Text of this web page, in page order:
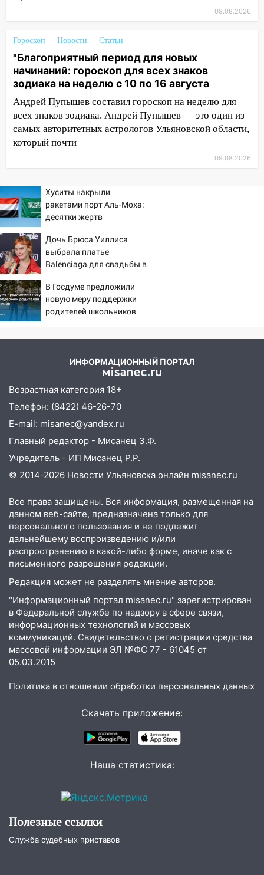
СНТ сидят без света
недели в Ульяновской области
09:18 Из-за ливня заблокировано
движение трамваев в Ульяновске
09:15 Ураган, изнасилование ребенка,
автоподставы и атака беспилотников:
важные итоги прошедшей недели в
Ульяновской области
инфраструктуру после шторма
08:19
Внимание! В Цильнинском районе
пропал 67-летний мужчина
08:11
На Ульяновск снова надвигается
непогода
07:30
означают классы бензина и можно ли
заливать «старое» топливо в
современные автомобили
День, когда всё может
три знака получат шанс, который нельзя
упустить
08.08.2026
20:10 Во время урагана в Ульяновске на
Волге перевернулась лодка
19:55 В Ульяновске упавшее дерево
17:15 В Ульяновской области
ремонтируют девять мостов: один уже
готов, ещё два — почти завершены
17:00 «Ульяновскалипсис»: последствия
16:38 Прогноз погоды в Ульяновской
области на 9 августа
16:34 Из-за мощной непогоды в
Ульяновске отменили фестиваль «Наше
время»
Ульяновской области намолотил более
Ульяновской области подали более 10
затопленные улицы
14:28 Ураган вырвал остановку на улице
Деева в Заволжье
09.08.2026
Гороскоп Новости Статьи
"Благоприятный период для новых
начинаний: гороскоп для всех знаков
зодиака на неделю с 10 по 16 августа
Андрей Пупышев составил гороскоп на неделю для
всех знаков зодиака. Андрей Пупышев — это один из
самых авторитетных астрологов Ульяновской области,
который почти
09.08.2026
Хуситы накрыли
ракетами порт Аль-Моха:
десятки жертв
Дочь Брюса Уиллиса
выбрала платье
Balenciaga для свадьбы в
В Госдуме предложили
новую меру поддержки
родителей школьников
ИНФОРМАЦИОННЫЙ ПОРТАЛ
Возрастная категория 18+
Телефон: (8422) 46-26-70
E-mail: misanec@yandex.ru
Главный редактор - Мисанец З.Ф.
Учредитель - ИП Мисанец Р.Р.
© 2014-2026 Новости Ульяновска онлайн misanec.ru
Все права защищены. Вся информация, размещенная на
данном веб-сайте, предназначена только для
персонального пользования и не подлежит
дальнейшему воспроизведению и/или
распространению в какой-либо форме, иначе как с
письменного разрешения редакции.
Редакция может не разделять мнение авторов.
"Информационный портал misanec.ru" зарегистрирован
в Федеральной службе по надзору в сфере связи,
информационных технологий и массовых
коммуникаций. Свидетельство о регистрации средства
массовой информации ЭЛ №ФС 77 - 61045 от
05.03.2015
Политика в отношении обработки персональных данных
Скачать приложение:
Наша статистика:
Полезные ссылки
Служба судебных приставов